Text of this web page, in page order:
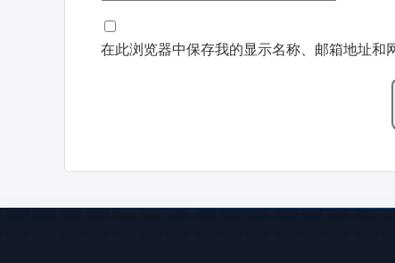
在此浏览器中保存我的显示名称、邮箱地址和